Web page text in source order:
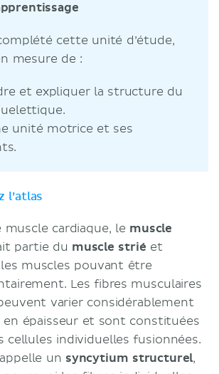
cette unité d’étude,
mesure de :
et expliquer la structure du
unité motrice et ses
l’atlas
cardiaque, le muscle
partie du muscle strié et
muscles pouvant être
Les fibres musculaires
varier considérablement
épaisseur et sont constituées
cellules individuelles fusionnées.
un syncytium structurel,